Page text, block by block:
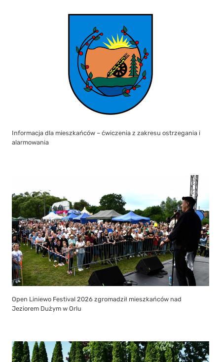
Informacja dla mieszkańców – ćwiczenia z zakresu ostrzegania i
alarmowania
Open Liniewo Festival 2026 zgromadził mieszkańców nad
Jeziorem Dużym w Orlu